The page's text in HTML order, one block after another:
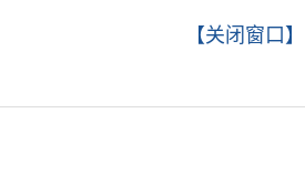
【关闭窗口】